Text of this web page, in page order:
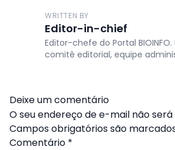
WRITTEN BY
Editor-in-chief
Editor-chefe do Portal
comitê editorial, equipe
Deixe um comentário
O seu endereço de e-mail não
Campos obrigatórios são
Comentário *